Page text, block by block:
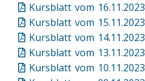
Kursblatt vom 16.11.2023
Kursblatt vom 15.11.2023
Kursblatt vom 14.11.2023
Kursblatt vom 13.11.2023
Kursblatt vom 10.11.2023